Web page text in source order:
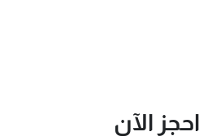
احجز الآن